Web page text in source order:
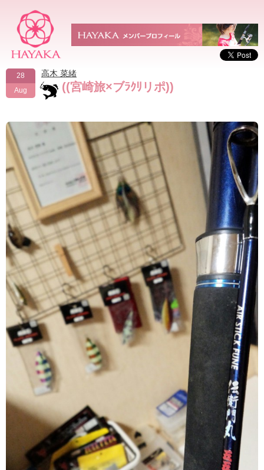
28
Aug
高木 菜緒
((宮崎旅×ブﾗｸﾘリポ))